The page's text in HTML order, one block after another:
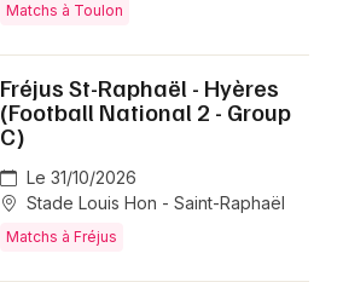
Matchs à Toulon
Fréjus St-Raphaël - Hyères
(Football National 2 - Group
C)
Le 31/10/2026
Stade Louis Hon - Saint-Raphaël
Matchs à Fréjus